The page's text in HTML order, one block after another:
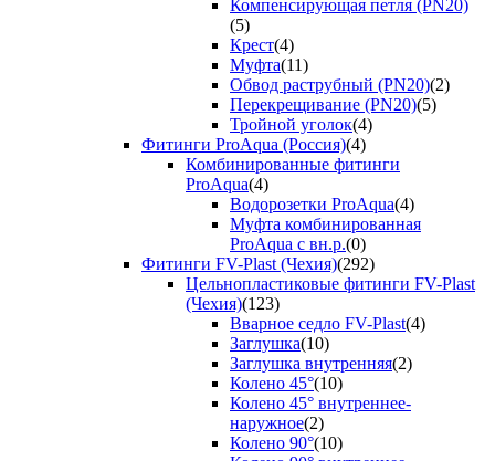
Компенсирующая петля (PN20)
(5)
Крест(4)
Муфта(11)
Обвод раструбный (PN20)(2)
Перекрещивание (PN20)(5)
Тройной уголок(4)
Фитинги ProAqua (Россия)(4)
Комбинированные фитинги
ProAqua(4)
Водорозетки ProAqua(4)
Муфта комбинированная
ProAqua с вн.р.(0)
Фитинги FV-Plast (Чехия)(292)
Цельнопластиковые фитинги FV-Plast
(Чехия)(123)
Вварное седло FV-Plast(4)
Заглушка(10)
Заглушка внутренняя(2)
Колено 45°(10)
Колено 45° внутреннее-
наружное(2)
Колено 90°(10)